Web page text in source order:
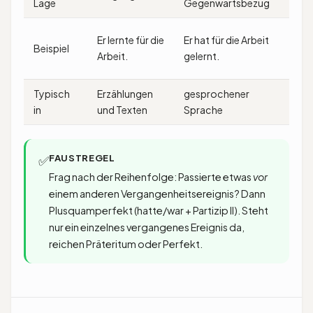
Lage
Gegenwartsbezug
Beispiel
Er lernte für die
Arbeit.
Er hat für die Arbeit
gelernt.
Typisch
in
Erzählungen
und Texten
gesprochener
Sprache
✅FAUSTREGEL
Frag nach der Reihenfolge: Passierte etwasvor
einem anderen Vergangenheitsereignis? Dann
Plusquamperfekt (hatte/war + Partizip II). Steht
nur ein einzelnes vergangenes Ereignis da,
reichen Präteritum oder Perfekt.